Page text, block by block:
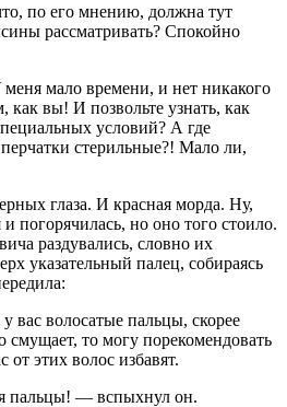
по его мнению, должна тут
рассматривать? Спокойно
мало времени, и нет никакого
как вы! И позвольте узнать, как
условий? А где
стерильные?! Мало ли,
глаза. И красная морда. Ну,
погорячилась, но оно того стоило.
раздувались, словно их
указательный палец, собираясь
вас волосатые пальцы, скорее
смущает, то могу порекомендовать
от этих волос избавят.
пальцы! — вспыхнул он.